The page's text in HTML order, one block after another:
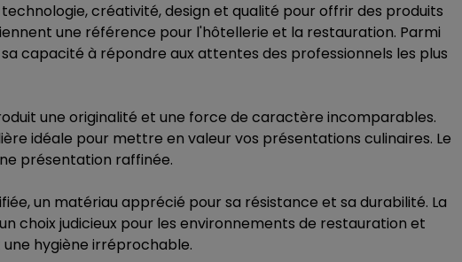
créativité, design et qualité pour offrir des produits
une référence pour l'hôtellerie et la restauration. Parmi
capacité à répondre aux attentes des professionnels les plus
une originalité et une force de caractère incomparables.
idéale pour mettre en valeur vos présentations culinaires. Le
présentation raffinée.
un matériau apprécié pour sa résistance et sa durabilité. La
choix judicieux pour les environnements de restauration et
hygiène irréprochable.